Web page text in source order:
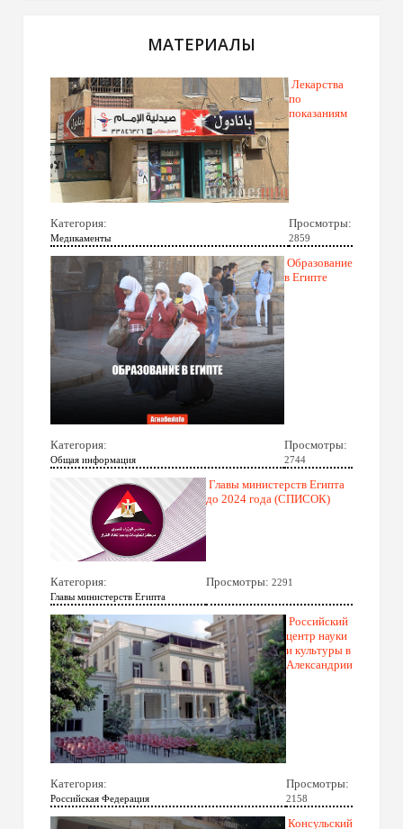
МАТЕРИАЛЫ
Лекарства
по
показаниям
Категория:
Медикаменты
Просмотры:
2859
Образование
в Египте
Категория:
Общая информация
Просмотры:
2744
Главы министерств Египта
до 2024 года (СПИСОК)
Категория:
Главы министерств Египта
Просмотры: 2291
Российский
центр науки
и культуры в
Александрии
Категория:
Российская Федерация
Просмотры:
2158
Консульский